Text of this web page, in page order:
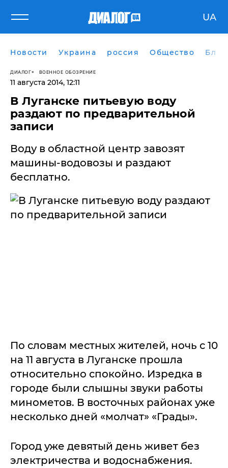
UA
Новости Украина россия Общество
ДИАЛОГ ВОЕННОЕ ОБОЗРЕНИЕ
11 августа 2014, 12:11
​В Луганске питьевую воду
раздают по предварительной
записи
Воду в областной центр завозят
машины-водовозы и раздают
бесплатно.
По словам местных жителей, ночь с 10
на 11 августа в Луганске прошла
относительно спокойно. Изредка в
городе были слышны звуки работы
минометов. В восточных районах уже
несколько дней «молчат» «Грады».
Город уже девятый день живет без
электричества и водоснабжения.